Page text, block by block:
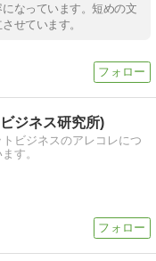
なっています。短めの文
せています。
ジネス研究所)
ビジネスのアレコレにつ
す。